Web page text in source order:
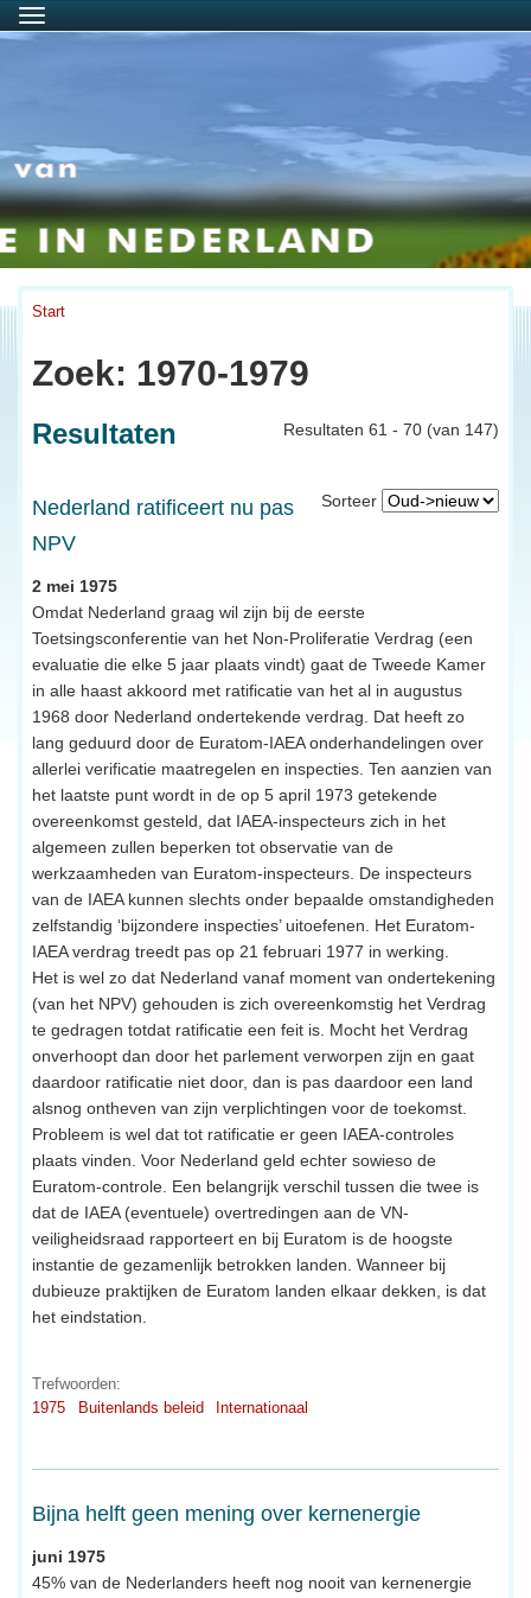
Menu
Start
Zoek: 1970-1979
Resultaten 61 - 70 (van 147)
Resultaten
Sorteer
Nederland ratificeert nu pas
NPV
2 mei 1975
Omdat Nederland graag wil zijn bij de eerste
Toetsingsconferentie van het Non-Proliferatie Verdrag (een
evaluatie die elke 5 jaar plaats vindt) gaat de Tweede Kamer
in alle haast akkoord met ratificatie van het al in augustus
1968 door Nederland ondertekende verdrag. Dat heeft zo
lang geduurd door de Euratom-IAEA onderhandelingen over
allerlei verificatie maatregelen en inspecties. Ten aanzien van
het laatste punt wordt in de op 5 april 1973 getekende
overeenkomst gesteld, dat IAEA-inspecteurs zich in het
algemeen zullen beperken tot observatie van de
werkzaamheden van Euratom-inspecteurs. De inspecteurs
van de IAEA kunnen slechts onder bepaalde omstandigheden
zelfstandig ‘bijzondere inspecties’ uitoefenen. Het Euratom-
IAEA verdrag treedt pas op 21 februari 1977 in werking.
Het is wel zo dat Nederland vanaf moment van ondertekening
(van het NPV) gehouden is zich overeenkomstig het Verdrag
te gedragen totdat ratificatie een feit is. Mocht het Verdrag
onverhoopt dan door het parlement verworpen zijn en gaat
daardoor ratificatie niet door, dan is pas daardoor een land
alsnog ontheven van zijn verplichtingen voor de toekomst.
Probleem is wel dat tot ratificatie er geen IAEA-controles
plaats vinden. Voor Nederland geld echter sowieso de
Euratom-controle. Een belangrijk verschil tussen die twee is
dat de IAEA (eventuele) overtredingen aan de VN-
veiligheidsraad rapporteert en bij Euratom is de hoogste
instantie de gezamenlijk betrokken landen. Wanneer bij
dubieuze praktijken de Euratom landen elkaar dekken, is dat
het eindstation.
Trefwoorden:
1975
Buitenlands beleid Internationaal
Bijna helft geen mening over kernenergie
juni 1975
45% van de Nederlanders heeft nog nooit van kernenergie